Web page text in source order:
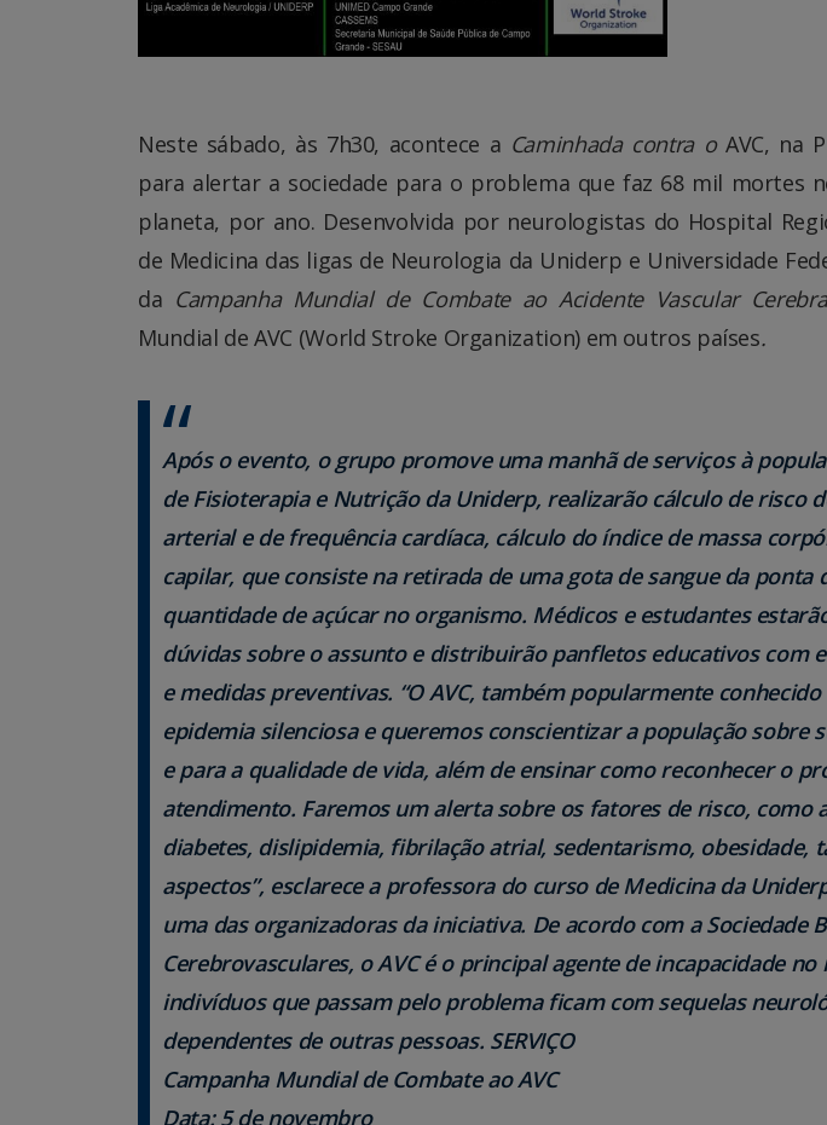
Neste sábado, às 7h30, acontece a Caminhada contra o AVC, na
para alertar a sociedade para o problema que faz 68 mil mortes
planeta, por ano. Desenvolvida por neurologistas do Hospital
de Medicina das ligas de Neurologia da Uniderp e Universidade
da Campanha Mundial de Combate ao Acidente Vascular
Mundial de AVC (World Stroke Organization) em outros países.
Após o evento, o grupo promove uma manhã de serviços à
de Fisioterapia e Nutrição da Uniderp, realizarão cálculo de risco
arterial e de frequência cardíaca, cálculo do índice de massa
capilar, que consiste na retirada de uma gota de sangue da ponta
quantidade de açúcar no organismo. Médicos e estudantes
dúvidas sobre o assunto e distribuirão panfletos educativos com
e medidas preventivas. “O AVC, também popularmente
epidemia silenciosa e queremos conscientizar a população sobre
e para a qualidade de vida, além de ensinar como reconhecer o
atendimento. Faremos um alerta sobre os fatores de risco, como
diabetes, dislipidemia, fibrilação atrial, sedentarismo, obesidade,
aspectos”, esclarece a professora do curso de Medicina da
uma das organizadoras da iniciativa. De acordo com a Sociedade
Cerebrovasculares, o AVC é o principal agente de incapacidade no
indivíduos que passam pelo problema ficam com sequelas
dependentes de outras pessoas. SERVIÇO
Campanha Mundial de Combate ao AVC
Data: 5 de novembro